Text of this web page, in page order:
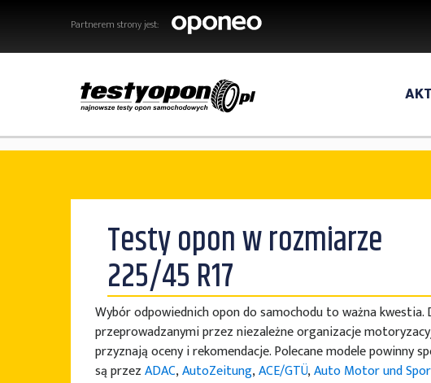
Partnerem strony jest:
Testy opon w rozmiarze
225/45 R17
Wybór odpowiednich opon do samochodu to ważna
przeprowadzanymi przez niezależne organizacje
przyznają oceny i rekomendacje. Polecane modele powinny
są przezADAC,AutoZeitung,ACE/GTÜ,Auto Motor und